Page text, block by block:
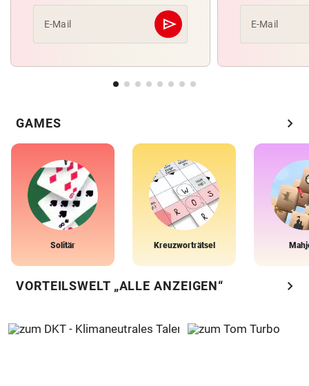
E-Mail send
Abschicken E-Mail
GAMES chevron_right
Solitär Kreuzworträtsel
VORTEILSWELT „ALLE ANZEIGEN“ chevron_right